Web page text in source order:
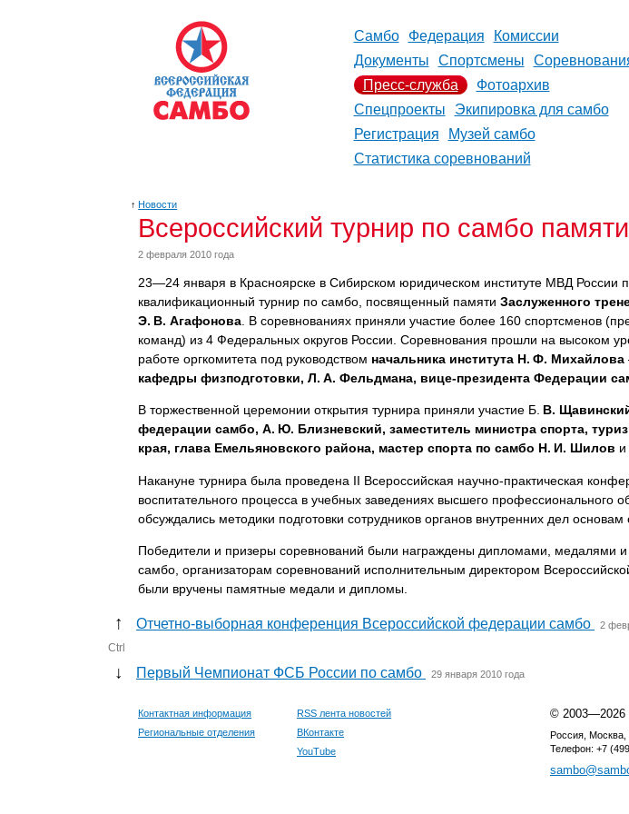
Самбо Федерация
Комиссии
Документы
Спортсмены
Пресс-служба
Фотоархив
Спецпроекты
Экипировка для самбо
Регистрация
Музей самбо
Статистика соревнований
↑ Новости
Всероссийский турнир по самбо
2 февраля 2010 года
23—24 января в Красноярске в Сибирском юридическом институте МВД России
квалификационный турнир по самбо, посвященный памяти Заслуженного
Э. В. Агафонова . В соревнованиях приняли участие более 160 спортсменов
команд) из 4 Федеральных округов России. Соревнования прошли на высоком
работе оргкомитета под руководством начальника института Н. Ф. Михайлова
кафедры физподготовки, Л. А. Фельдмана, вице-президента Федерации
В торжественной церемонии открытия турнира приняли участие Б. В.
федерации самбо, А. Ю. Близневский, заместитель министра спорта,
края, глава Емельяновского района, мастер спорта по самбо Н. И. Шилов и
Накануне турнира была проведена II Всероссийская научно-практическая
воспитательного процесса в учебных заведениях высшего профессионального
обсуждались методики подготовки сотрудников органов внутренних дел
Победители и призеры соревнований были награждены дипломами, медалями
самбо, организаторам соревнований исполнительным директором
были вручены памятные медали и дипломы.
↑ Отчетно-выборная конференция Всероссийской федерации самбо 2
Ctrl
↓ Первый Чемпионат ФСБ России по самбо 29 января 2010 года
Контактная информация
Региональные отделения
RSS лента новостей
ВКонтакте
YouTube
© 2003—2026
Россия, Москва,
Телефон: +7